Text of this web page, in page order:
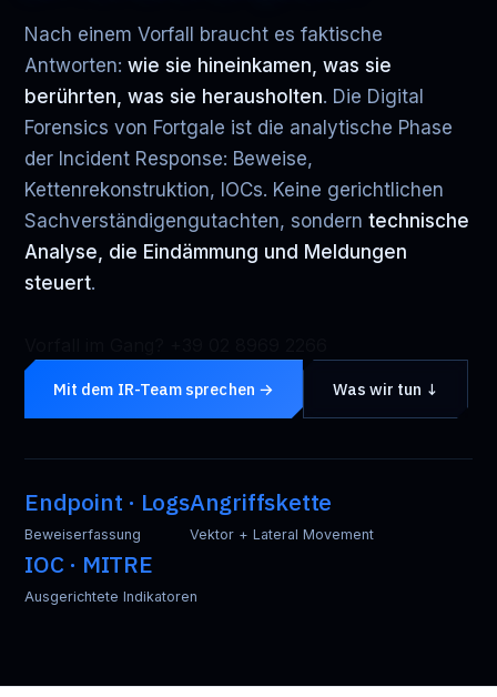
Nach einem Vorfall braucht es faktische
Antworten: wie sie hineinkamen, was sie
berührten, was sie herausholten. Die Digital
Forensics von Fortgale ist die analytische Phase
der Incident Response: Beweise,
Kettenrekonstruktion, IOCs. Keine gerichtlichen
Sachverständigengutachten, sondern technische
Analyse, die Eindämmung und Meldungen
steuert.
Mit dem IR-Team sprechen → Was wir tun ↓
Endpoint · Logs
Beweiserfassung
Angriffskette
Vektor + Lateral Movement
IOC · MITRE
Ausgerichtete Indikatoren